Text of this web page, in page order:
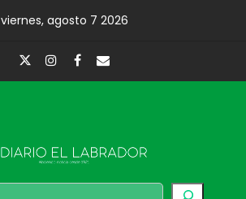
viernes, agosto 7 2026
Buscar